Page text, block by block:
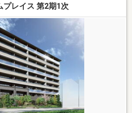
プレイス 第2期1次